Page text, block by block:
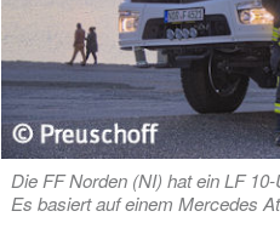
Die FF Norden (NI) hat ein LF
Es basiert auf einem Mercedes